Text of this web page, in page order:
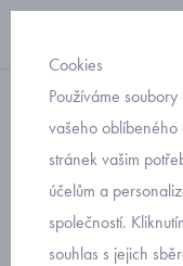
zimní
Mayoral
Cookies
Používáme
vašeho
stránek vašim
účelům a
společností.
souhlas s jejich